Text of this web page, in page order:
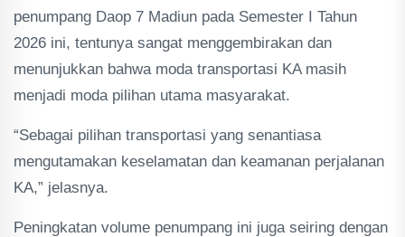
penumpang Daop 7 Madiun pada Semester I Tahun
2026 ini, tentunya sangat menggembirakan dan
menunjukkan bahwa moda transportasi KA masih
menjadi moda pilihan utama masyarakat.
“Sebagai pilihan transportasi yang senantiasa
mengutamakan keselamatan dan keamanan perjalanan
KA,” jelasnya.
Peningkatan volume penumpang ini juga seiring dengan